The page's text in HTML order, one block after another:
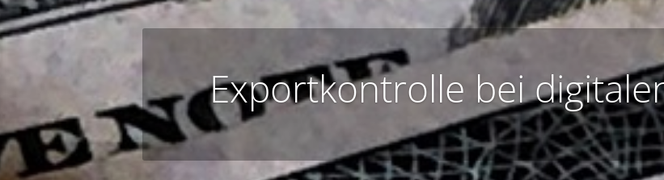
Exportkontrolle bei